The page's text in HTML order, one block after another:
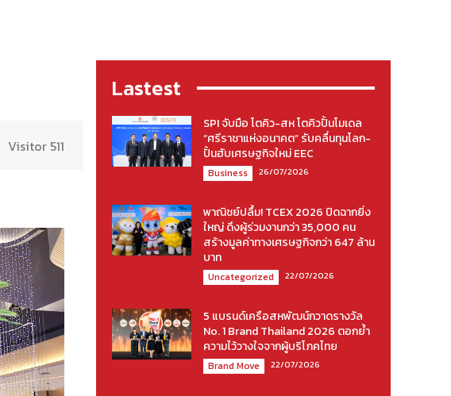
Visitor 511
Lastest
SPI จับมือ โตคิว-สห โตคิวปั้นโมเดล
“ศรีราชาแห่งอนาคต” รับคลื่นทุนโลก-
ปั้นฮับเศรษฐกิจใหม่ EEC
Business 26/07/2026
พาณิชย์ปลื้ม! TCEX 2026 ปิดฉากยิ่ง
ใหญ่ ดึงผู้ร่วมงานกว่า 35,000 คน
สร้างมูลค่าทางเศรษฐกิจกว่า 647 ล้าน
บาท
Uncategorized 22/07/2026
5 แบรนด์เครือสหพัฒน์กวาดรางวัล
No. 1 Brand Thailand 2026 ตอกย้ำ
ความไว้วางใจจากผู้บริโภคไทย
Brand Move 22/07/2026